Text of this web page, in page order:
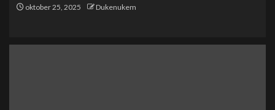
oktober 25, 2025 Dukenukem